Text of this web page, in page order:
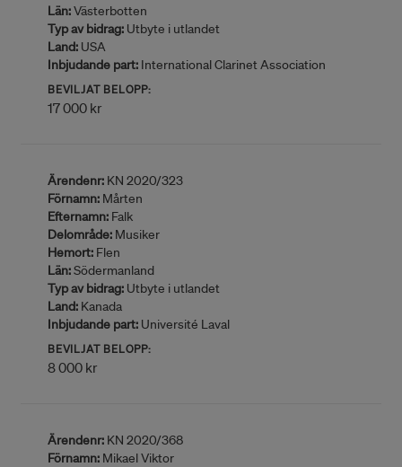
Län:Västerbotten
Typ av bidrag: Utbyte i utlandet
Land: USA
Inbjudande part: International Clarinet Association
BEVILJAT BELOPP:
17 000 kr
Ärendenr: KN 2020/323
Förnamn: Mårten
Efternamn: Falk
Delområde: Musiker
Hemort: Flen
Län:Södermanland
Typ av bidrag: Utbyte i utlandet
Land: Kanada
Inbjudande part: Université Laval
BEVILJAT BELOPP:
8 000 kr
Ärendenr: KN 2020/368
Förnamn: Mikael Viktor